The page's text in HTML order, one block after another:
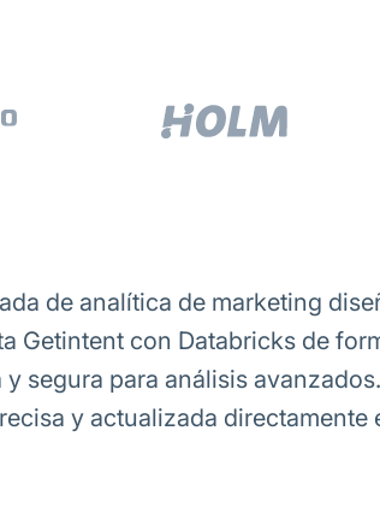
de analítica de marketing
Getintent con Databricks de
segura para análisis
y actualizada directamente